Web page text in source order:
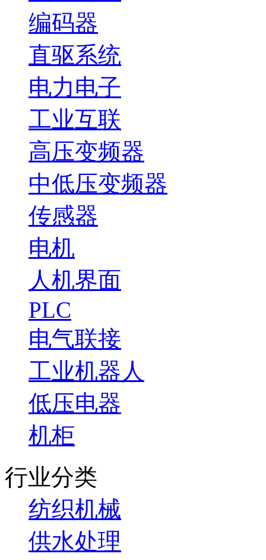
编码器
直驱系统
电力电子
工业互联
高压变频器
中低压变频器
传感器
电机
人机界面
PLC
电气联接
工业机器人
低压电器
机柜
行业分类
纺织机械
供水处理